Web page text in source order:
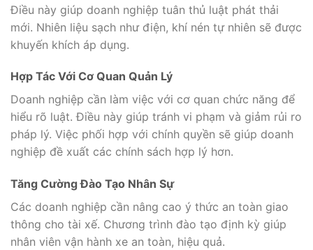
Điều này giúp doanh nghiệp tuân thủ luật phát thải
mới. Nhiên liệu sạch như điện, khí nén tự nhiên sẽ được
khuyến khích áp dụng.
Hợp Tác Với Cơ Quan Quản Lý
Doanh nghiệp cần làm việc với cơ quan chức năng để
hiểu rõ luật. Điều này giúp tránh vi phạm và giảm rủi ro
pháp lý. Việc phối hợp với chính quyền sẽ giúp doanh
nghiệp đề xuất các chính sách hợp lý hơn.
Tăng Cường Đào Tạo Nhân Sự
Các doanh nghiệp cần nâng cao ý thức an toàn giao
thông cho tài xế. Chương trình đào tạo định kỳ giúp
nhân viên vận hành xe an toàn, hiệu quả.